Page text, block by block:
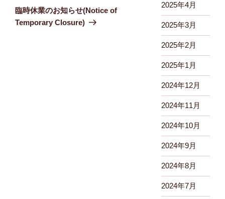
ゲ
ー
の
投
臨時休業のお知らせ(Notice of
Temporary Closure)
2025年4月
2025年3月
2025年2月
2025年1月
2024年12月
2024年11月
2024年10月
2024年9月
2024年8月
2024年7月